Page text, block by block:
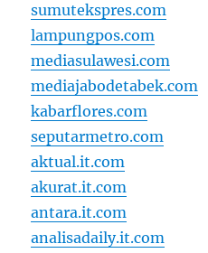
sumutekspres.com
lampungpos.com
mediasulawesi.com
mediajabodetabek.com
kabarflores.com
seputarmetro.com
aktual.it.com
akurat.it.com
antara.it.com
analisadaily.it.com